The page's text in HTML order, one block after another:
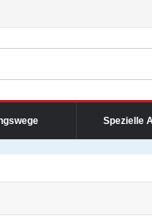
Spezielle